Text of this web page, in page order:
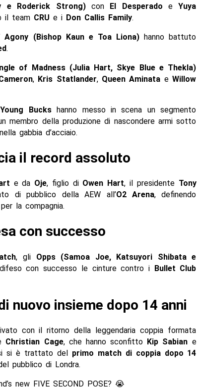
e Roderick Strong)con El Desperado eYuya
il team CRU e i Don Callis Family.
Agony (Bishop Kaun e Toa Liona) hanno battuto
.
of Madness (Julia Hart, Skye Blue e Thekla)
, Kris Statlander, Queen Aminata eWillow
Young Buckshanno messo in scena un segmento
membro della produzione di nascondere armi sotto
gabbia d’acciaio.
il record assoluto
e da Oje, figlio di Owen Hart, il presidente Tony
di pubblico della AEW all’O2 Arena, definendo
la compagnia.
con successo
, gli Opps (Samoa Joe, Katsuyori Shibata e
con successo le cinture contro i Bullet Club
nuovo insieme dopo 14 anni
con il ritorno della leggendaria coppia formata
Christian Cage, che hanno sconfitto Kip Sabian e
si è trattato del primo match di coppia dopo 14
pubblico di Londra.
new FIVE SECOND POSE? 😭